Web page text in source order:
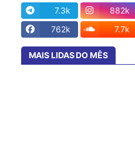
7.3k 882k
762k
7.7k
MAIS LIDAS DO MÊS